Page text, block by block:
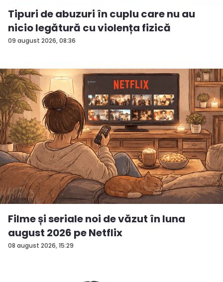
09 august 2026, 08:36
Tipuri de abuzuri în cuplu care nu au
nicio legătură cu violența fizică
08 august 2026, 15:29
Filme și seriale noi de văzut în luna
august 2026 pe Netflix